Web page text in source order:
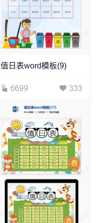
值日表word模板(9)
6699 333